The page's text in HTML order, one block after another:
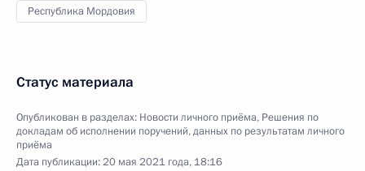
Республика Мордовия
Статус материала
Опубликован в разделах: Новости личного приёма, Решения по
докладам об исполнении поручений, данных по результатам личного
приёма
Дата публикации:20 мая 2021 года, 18:16